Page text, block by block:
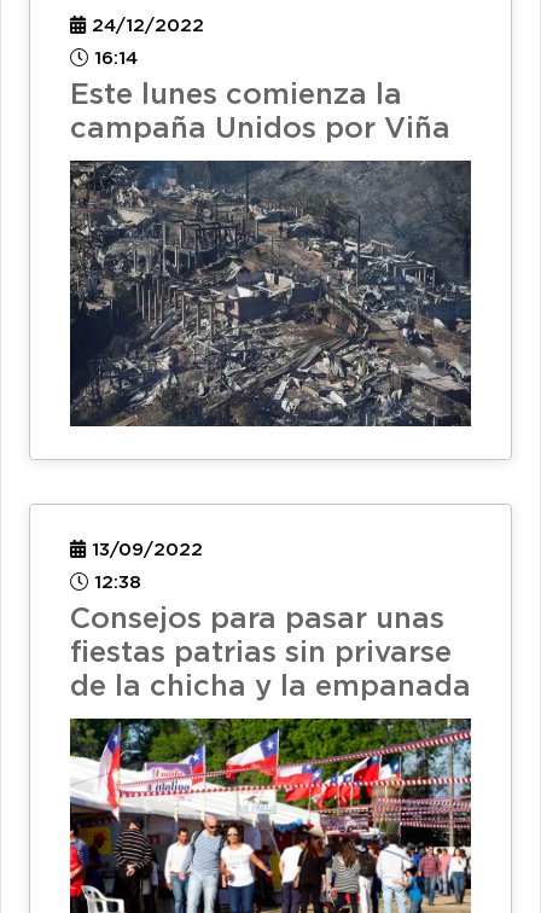
24/12/2022
16:14
Este lunes comienza la
campaña Unidos por Viña
13/09/2022
12:38
Consejos para pasar unas
fiestas patrias sin privarse
de la chicha y la empanada